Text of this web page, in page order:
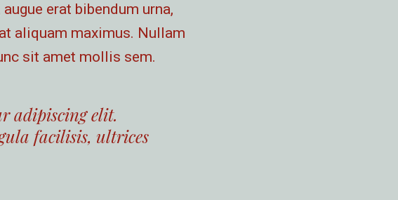
erat bibendum urna,
aliquam maximus. Nullam
sit amet mollis sem.
adipiscing elit.
facilisis, ultrices